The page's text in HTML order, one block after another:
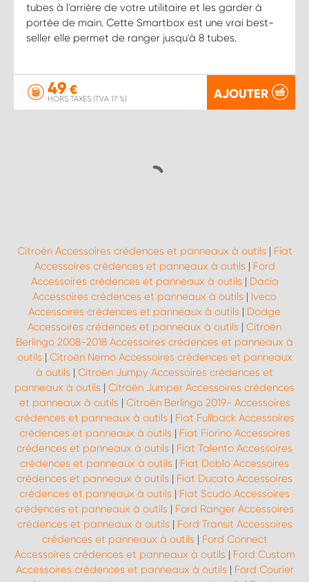
tubes à l'arrière de votre utilitaire et les garder à
portée de main. Cette Smartbox est une vrai best-
seller elle permet de ranger jusqu'à 8 tubes.
49 €
HORS TAXES (TVA 17 %) AJOUTER
Citroën Accessoires crédences et panneaux à outils | Fiat
Accessoires crédences et panneaux à outils | Ford
Accessoires crédences et panneaux à outils | Dacia
Accessoires crédences et panneaux à outils | Iveco
Accessoires crédences et panneaux à outils | Dodge
Accessoires crédences et panneaux à outils | Citroën
Berlingo 2008-2018 Accessoires crédences et panneaux à
outils | Citroën Nemo Accessoires crédences et panneaux
à outils | Citroën Jumpy Accessoires crédences et
panneaux à outils | Citroën Jumper Accessoires crédences
et panneaux à outils | Citroën Berlingo 2019- Accessoires
crédences et panneaux à outils | Fiat Fullback Accessoires
crédences et panneaux à outils | Fiat Fiorino Accessoires
crédences et panneaux à outils | Fiat Talento Accessoires
crédences et panneaux à outils | Fiat Doblo Accessoires
crédences et panneaux à outils | Fiat Ducato Accessoires
crédences et panneaux à outils | Fiat Scudo Accessoires
crédences et panneaux à outils | Ford Ranger Accessoires
crédences et panneaux à outils | Ford Transit Accessoires
crédences et panneaux à outils | Ford Connect
Accessoires crédences et panneaux à outils | Ford Custom
Accessoires crédences et panneaux à outils | Ford Courier